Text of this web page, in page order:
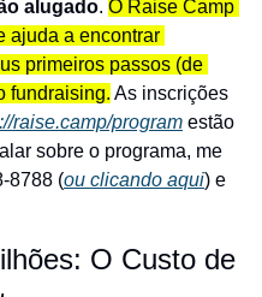
alugado. O Raise Camp
ajuda a encontrar
primeiros passos (de
fundraising. As inscrições
raise.camp/program estão
sobre o programa, me
8788 (ou clicando aqui) e
O Custo de